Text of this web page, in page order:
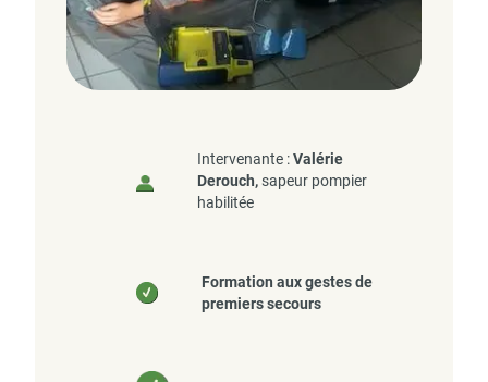
Intervenante :Valérie
Derouch, sapeur pompier
habilitée
Formation aux gestes de
premiers secours